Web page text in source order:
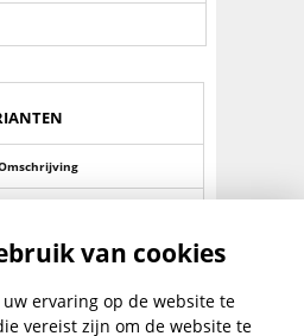
100- 80mm
Veiligheidsoverval 100-100mm
van cookies
ervaring op de website te
vereist zijn om de website te